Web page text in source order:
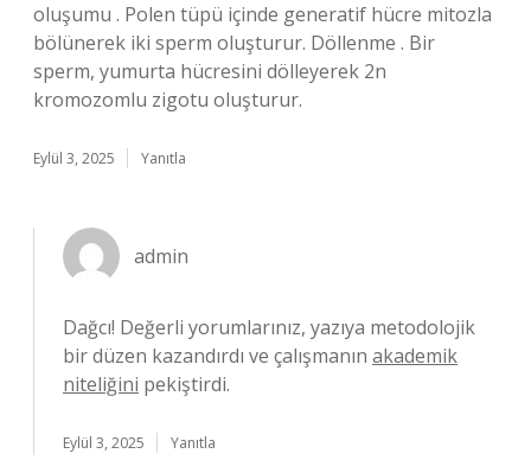
oluşumu . Polen tüpü içinde generatif hücre mitozla
bölünerek iki sperm oluşturur. Döllenme . Bir
sperm, yumurta hücresini dölleyerek 2n
kromozomlu zigotu oluşturur.
Eylül 3, 2025 Yanıtla
admin
Dağcı! Değerli yorumlarınız, yazıya metodolojik
bir düzen kazandırdı ve çalışmanın akademik
niteliğini pekiştirdi.
Eylül 3, 2025 Yanıtla